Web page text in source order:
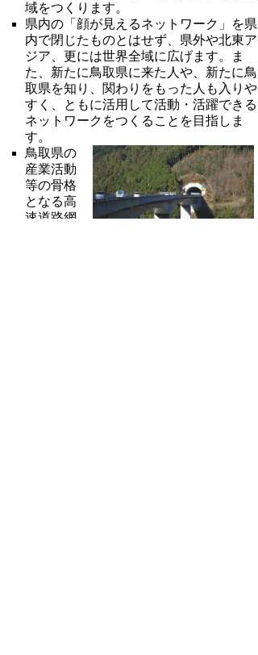
域をつくります。
県内の「顔が見えるネットワーク」を県
内で閉じたものとはせず、県外や北東ア
ジア、更には世界全域に広げます。ま
た、新たに鳥取県に来た人や、新たに鳥
取県を知り、関わりをもった人も入りや
すく、ともに活用して活動・活躍できる
ネットワークをつくることを目指しま
す。
鳥取県の
産業活動
等の骨格
となる高
速道路網